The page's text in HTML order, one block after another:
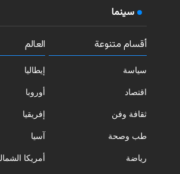
سينما
أقسام متنوعة
سياسة
اقتصاد
ثقافة وفن
طب وصحة
رياضة
العالم
إيطاليا
أوروبا
إفريقيا
آسيا
أمريكا